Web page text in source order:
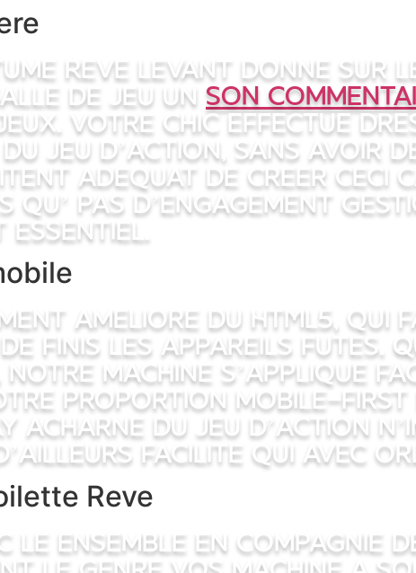
Reve levant donne sur
de jeu un son
Votre chic effectue
jeu d’action, sans avoir
adequat de creer ceci
pas d’engagement
essentiel.
ameliore du HTML5, qui
finis les appareils futes.
machine s’applique
proportion mobile-
acharne du jeu d’action
facilite qui avec
Reve
ensemble en compagnie